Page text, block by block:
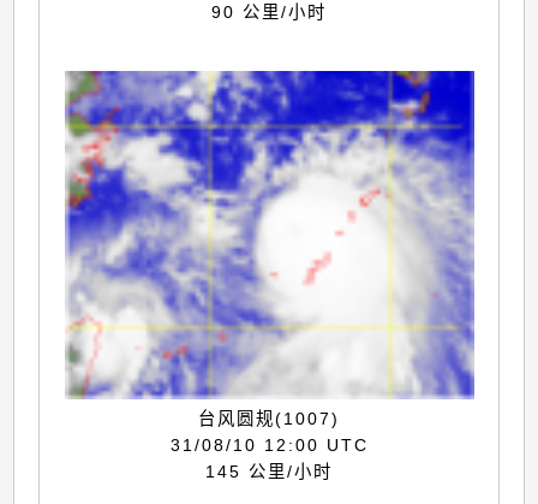
90 公里/小时
台风圆规(1007)
31/08/10 12:00 UTC
145 公里/小时